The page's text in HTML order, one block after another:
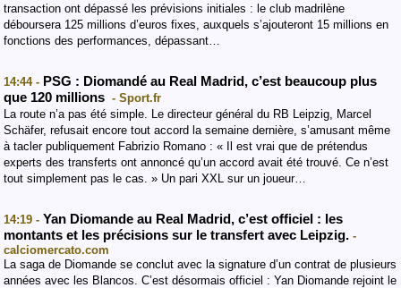
transaction ont dépassé les prévisions initiales : le club madrilène
déboursera 125 millions d’euros fixes, auxquels s’ajouteront 15 millions en
fonctions des performances, dépassant…
14:44 - PSG : Diomandé au Real Madrid, c’est beaucoup plus
que 120 millions - Sport.fr
La route n’a pas été simple. Le directeur général du RB Leipzig, Marcel
Schäfer, refusait encore tout accord la semaine dernière, s’amusant même
à tacler publiquement Fabrizio Romano : « Il est vrai que de prétendus
experts des transferts ont annoncé qu’un accord avait été trouvé. Ce n’est
tout simplement pas le cas. » Un pari XXL sur un joueur…
14:19 - Yan Diomande au Real Madrid, c’est officiel : les
montants et les précisions sur le transfert avec Leipzig. -
calciomercato.com
La saga de Diomande se conclut avec la signature d’un contrat de plusieurs
années avec les Blancos. C’est désormais officiel : Yan Diomande rejoint le